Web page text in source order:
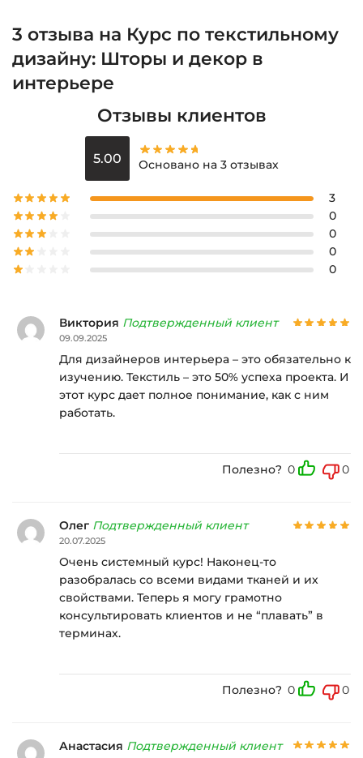
3 отзыва на Курс по текстильному
дизайну: Шторы и декор в
интерьере
Отзывы клиентов
5.00 Основано на 3 отзывах
3
0
0
0
0
Виктория Подтвержденный клиент
09.09.2025
Для дизайнеров интерьера – это обязательно к
изучению. Текстиль – это 50% успеха проекта. И
этот курс дает полное понимание, как с ним
работать.
Полезно? 0 0
Олег Подтвержденный клиент
20.07.2025
Очень системный курс! Наконец-то
разобралась со всеми видами тканей и их
свойствами. Теперь я могу грамотно
консультировать клиентов и не “плавать” в
терминах.
Полезно? 0 0
Анастасия Подтвержденный клиент